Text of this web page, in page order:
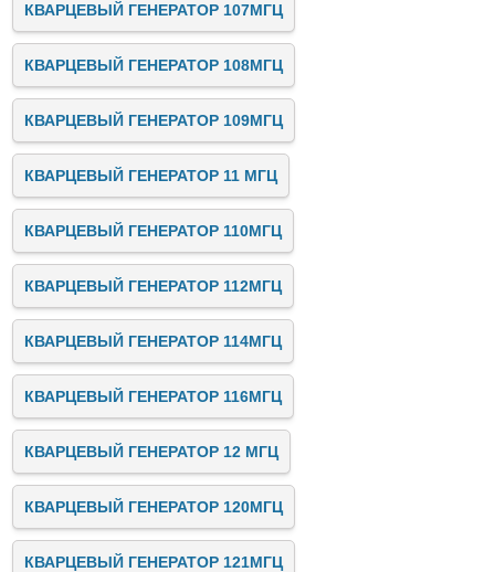
КВАРЦЕВЫЙ ГЕНЕРАТОР 107МГЦ
КВАРЦЕВЫЙ ГЕНЕРАТОР 108МГЦ
КВАРЦЕВЫЙ ГЕНЕРАТОР 109МГЦ
КВАРЦЕВЫЙ ГЕНЕРАТОР 11 МГЦ
КВАРЦЕВЫЙ ГЕНЕРАТОР 110МГЦ
КВАРЦЕВЫЙ ГЕНЕРАТОР 112МГЦ
КВАРЦЕВЫЙ ГЕНЕРАТОР 114МГЦ
КВАРЦЕВЫЙ ГЕНЕРАТОР 116МГЦ
КВАРЦЕВЫЙ ГЕНЕРАТОР 12 МГЦ
КВАРЦЕВЫЙ ГЕНЕРАТОР 120МГЦ
КВАРЦЕВЫЙ ГЕНЕРАТОР 121МГЦ